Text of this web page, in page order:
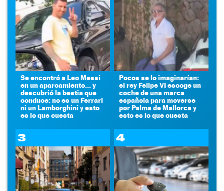
Se encontró a Leo Messi
en un aparcamiento... y
descubrió la bestia que
conduce: no es un Ferrari
ni un Lamborghini y esto
es lo que cuesta
Pocos se lo imaginarían:
el rey Felipe VI escoge un
coche de una marca
española para moverse
por Palma de Mallorca y
esto es lo que cuesta
3 4